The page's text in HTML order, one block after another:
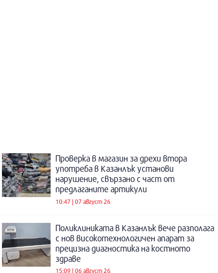
Проверка в магазин за дрехи втора
употреба в Казанлък установи
нарушение, свързано с част от
предлаганите артикули
10:47 | 07 август 26
Поликлиниката в Казанлък вече разполага
с нов високотехнологичен апарат за
прецизна диагностика на костното
здраве
15:09 | 06 август 26